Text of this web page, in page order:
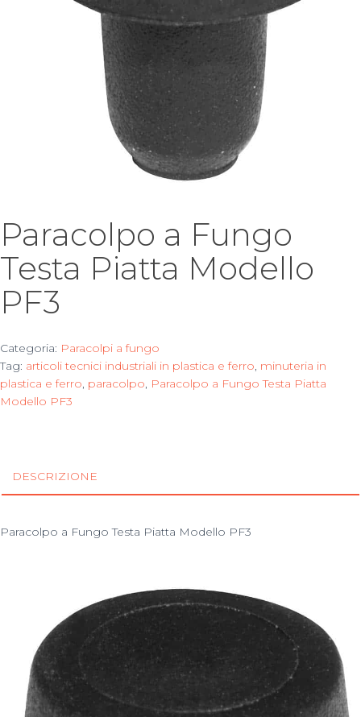
Paracolpo a Fungo
Testa Piatta Modello
PF3
Categoria: Paracolpi a fungo
Tag: articoli tecnici industriali in plastica e ferro, minuteria in
plastica e ferro, paracolpo, Paracolpo a Fungo Testa Piatta
Modello PF3
DESCRIZIONE
Paracolpo a Fungo Testa Piatta Modello PF3